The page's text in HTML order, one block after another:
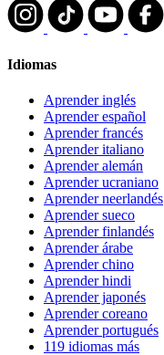
Idiomas
Aprender inglés
Aprender español
Aprender francés
Aprender italiano
Aprender alemán
Aprender ucraniano
Aprender neerlandés
Aprender sueco
Aprender finlandés
Aprender árabe
Aprender chino
Aprender hindi
Aprender japonés
Aprender coreano
Aprender portugués
119 idiomas más